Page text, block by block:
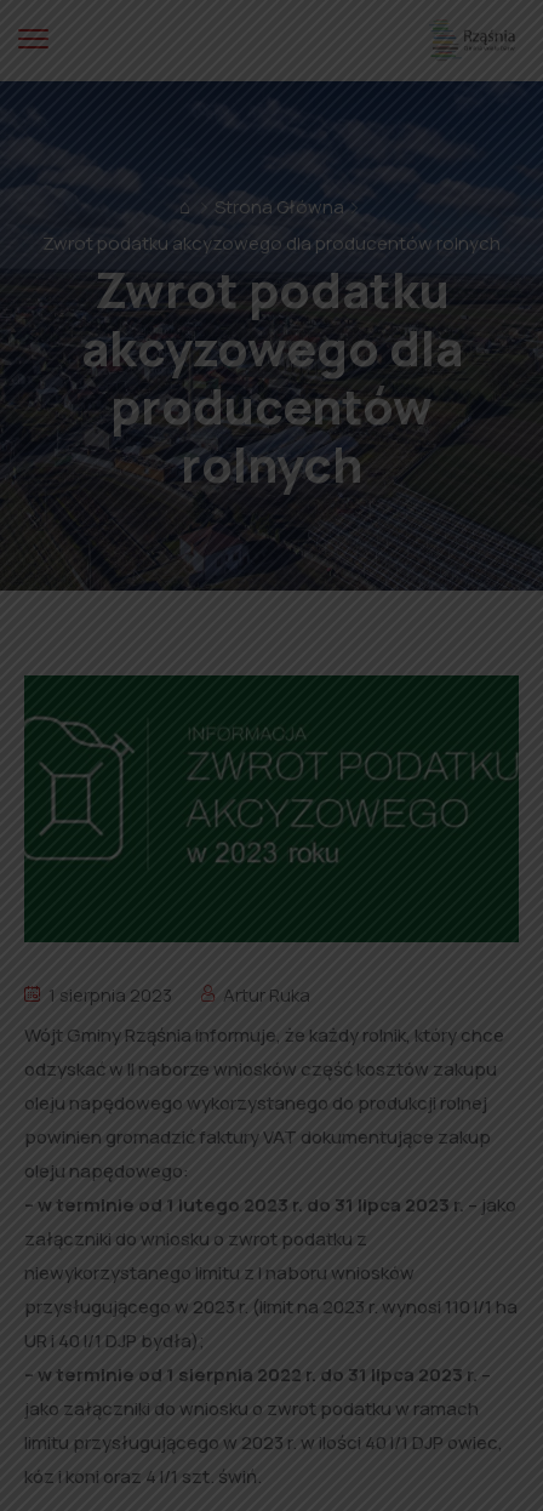
⌂
Strona Główna
Zwrot podatku akcyzowego dla producentów rolnych
Zwrot podatku
akcyzowego dla
producentów
rolnych
1 sierpnia 2023
Artur Ruka
Wójt Gminy Rząśnia informuje, że każdy rolnik, który chce
odzyskać w II naborze wniosków część kosztów zakupu
oleju napędowego wykorzystanego do produkcji rolnej
powinien gromadzić faktury VAT dokumentujące zakup
oleju napędowego:
– w terminie od 1 lutego 2023 r. do 31 lipca 2023 r. – jako
załączniki do wniosku o zwrot podatku z
niewykorzystanego limitu z I naboru wniosków
przysługującego w 2023 r. (limit na 2023 r. wynosi 110 l/1 ha
UR i 40 l/1 DJP bydła);
– w terminie od 1 sierpnia 2022 r. do 31 lipca 2023 r. –
jako załączniki do wniosku o zwrot podatku w ramach
limitu przysługującego w 2023 r. w ilości 40 l/1 DJP owiec,
kóz i koni oraz 4 l/1 szt. świń.